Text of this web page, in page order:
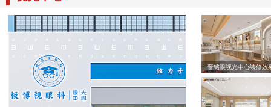
晋铭眼视光中心装修效